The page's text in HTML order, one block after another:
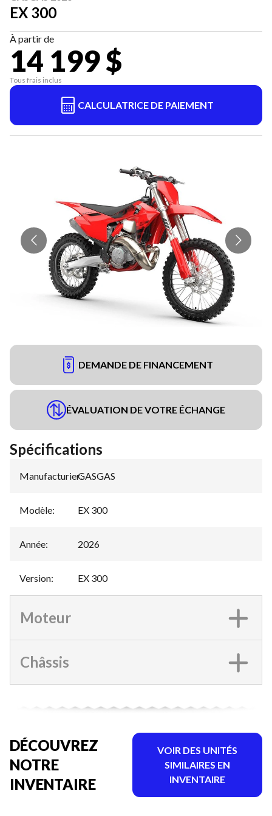
EX 300
À partir de
14 199 $
Tous frais inclus
CALCULATRICE DE PAIEMENT
DEMANDE DE FINANCEMENT
ÉVALUATION DE VOTRE ÉCHANGE
Spécifications
Manufacturier:
GASGAS
Modèle: EX 300
Année: 2026
Version: EX 300
Moteur
Châssis
DÉCOUVREZ
NOTRE
INVENTAIRE
VOIR DES UNITÉS
SIMILAIRES EN
INVENTAIRE